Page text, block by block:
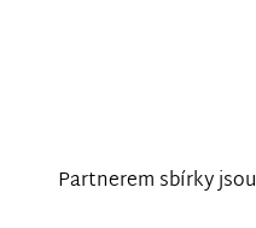
Partnerem sbírky jsou